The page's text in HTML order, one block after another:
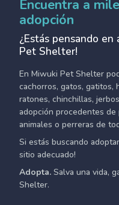
Encuentra a
adopción
¿Estás pensando
Pet Shelter!
En Miwuki Pet Shelter
cachorros, gatos, gatitos,
ratones, chinchillas,
adopción procedentes
animales o perreras de
Si estás buscando
sitio adecuado!
Adopta. Salva una vida,
Shelter.